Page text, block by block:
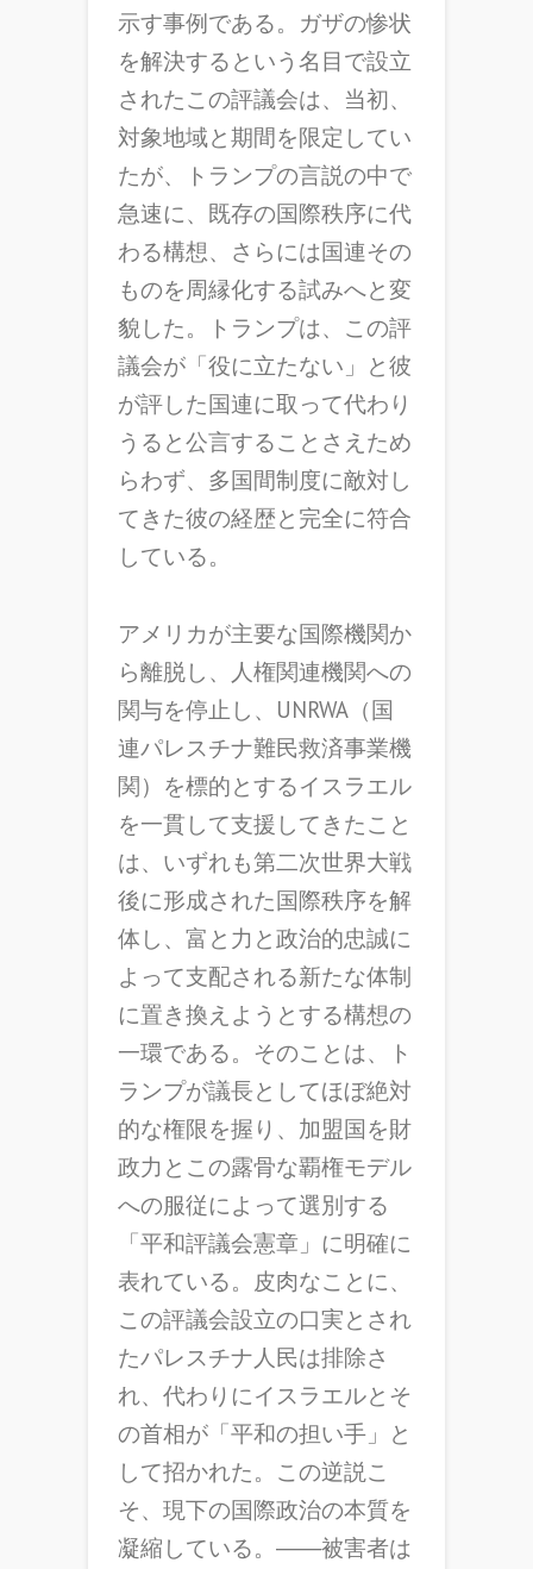
示す事例である。ガザの惨状
を解決するという名目で設立
されたこの評議会は、当初、
対象地域と期間を限定してい
たが、トランプの言説の中で
急速に、既存の国際秩序に代
わる構想、さらには国連その
ものを周縁化する試みへと変
貌した。トランプは、この評
議会が「役に立たない」と彼
が評した国連に取って代わり
うると公言することさえため
らわず、多国間制度に敵対し
てきた彼の経歴と完全に符合
している。
アメリカが主要な国際機関か
ら離脱し、人権関連機関への
関与を停止し、UNRWA（国
連パレスチナ難民救済事業機
関）を標的とするイスラエル
を一貫して支援してきたこと
は、いずれも第二次世界大戦
後に形成された国際秩序を解
体し、富と力と政治的忠誠に
よって支配される新たな体制
に置き換えようとする構想の
一環である。そのことは、ト
ランプが議長としてほぼ絶対
的な権限を握り、加盟国を財
政力とこの露骨な覇権モデル
への服従によって選別する
「平和評議会憲章」に明確に
表れている。皮肉なことに、
この評議会設立の口実とされ
たパレスチナ人民は排除さ
れ、代わりにイスラエルとそ
の首相が「平和の担い手」と
して招かれた。この逆説こ
そ、現下の国際政治の本質を
凝縮している。――被害者は